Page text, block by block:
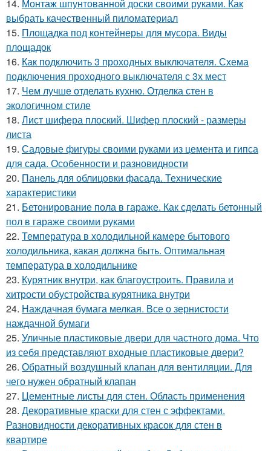
14. Монтаж шпунтованной доски своими руками. Как
выбрать качественный пиломатериал
15. Площадка под контейнеры для мусора. Виды
площадок
16. Как подключить 3 проходных выключателя. Схема
подключения проходного выключателя с 3х мест
17. Чем лучше отделать кухню. Отделка стен в
экологичном стиле
18. Лист шифера плоский. Шифер плоский - размеры
листа
19. Садовые фигуры своими руками из цемента и гипса
для сада. Особенности и разновидности
20. Панель для облицовки фасада. Технические
характеристики
21. Бетонирование пола в гараже. Как сделать бетонный
пол в гараже своими руками
22. Температура в холодильной камере бытового
холодильника, какая должна быть. Оптимальная
температура в холодильнике
23. Курятник внутри, как благоустроить. Правила и
хитрости обустройства курятника внутри
24. Наждачная бумага мелкая. Все о зернистости
наждачной бумаги
25. Уличные пластиковые двери для частного дома. Что
из себя представляют входные пластиковые двери?
26. Обратный воздушный клапан для вентиляции. Для
чего нужен обратный клапан
27. Цементные листы для стен. Область применения
28. Декоративные краски для стен с эффектами.
Разновидности декоративных красок для стен в
квартире